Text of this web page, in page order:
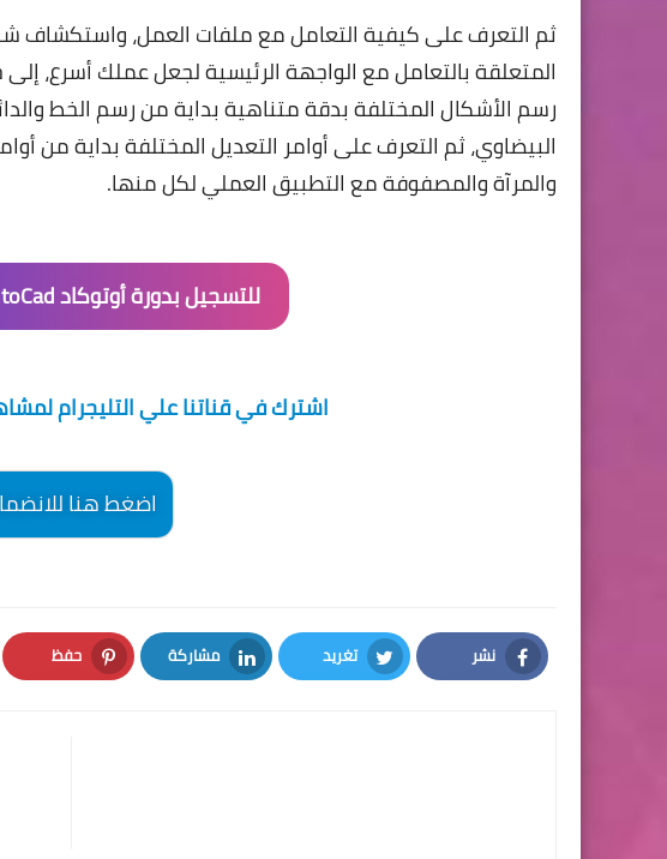
ثم التعرف على كيفية التعامل مع ملفات العمل، واستكشاف
المتعلقة بالتعامل مع الواجهة الرئيسية لجعل عملك أسرع،
رسم الأشكال المختلفة بدقة متناهية بداية من رسم الخط
البيضاوي، ثم التعرف على أوامر التعديل المختلفة بداية من
والمرآة والمصفوفة مع التطبيق العملي لكل منها.
للتسجيل بدورةأوتوكاد AutoCad
اشترك في قناتنا علي التليجرام
اضغط هنا
نشر
Facebook
تغريد
Twitter
مشاركة
LinkedIn
حفظ
Pinterest